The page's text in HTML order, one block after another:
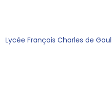
Lycée Français Charles de